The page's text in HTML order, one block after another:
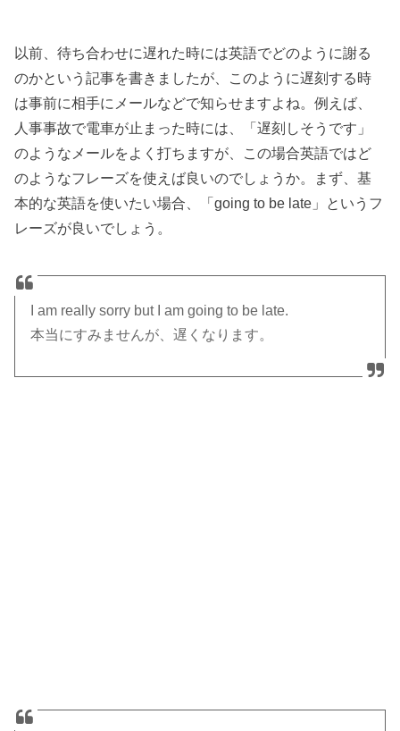
以前、待ち合わせに遅れた時には英語でどのように謝る
のかという記事を書きましたが、このように遅刻する時
は事前に相手にメールなどで知らせますよね。例えば、
人事事故で電車が止まった時には、「遅刻しそうです」
のようなメールをよく打ちますが、この場合英語ではど
のようなフレーズを使えば良いのでしょうか。まず、基
本的な英語を使いたい場合、「going to be late」というフ
レーズが良いでしょう。
I am really sorry but I am going to be late.
本当にすみませんが、遅くなります。